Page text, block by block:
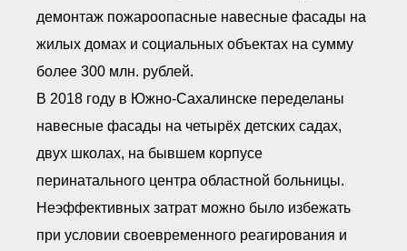
демонтаж пожароопасные навесные фасады на
жилых домах и социальных объектах на сумму
более 300 млн. рублей.
В 2018 году в Южно-Сахалинске переделаны
навесные фасады на четырёх детских садах,
двух школах, на бывшем корпусе
перинатального центра областной больницы.
Неэффективных затрат можно было избежать
при условии своевременного реагирования и